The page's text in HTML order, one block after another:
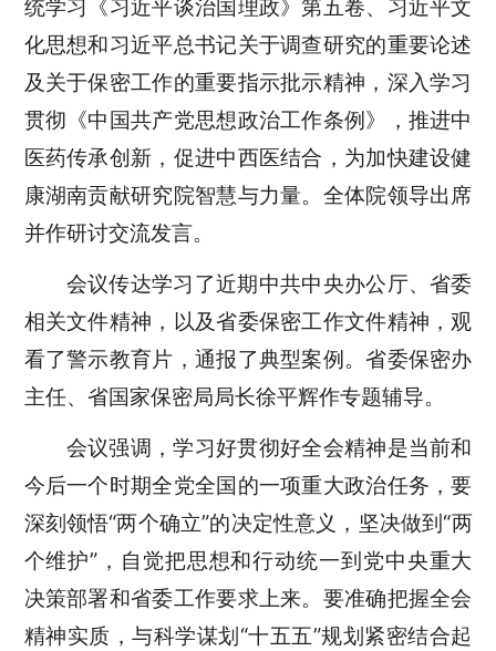
统学习《习近平谈治国理政》第五卷、习近平文
化思想和习近平总书记关于调查研究的重要论述
及关于保密工作的重要指示批示精神，深入学习
贯彻《中国共产党思想政治工作条例》，推进中
医药传承创新，促进中西医结合，为加快建设健
康湖南贡献研究院智慧与力量。全体院领导出席
并作研讨交流发言。
会议传达学习了近期中共中央办公厅、省委
相关文件精神，以及省委保密工作文件精神，观
看了警示教育片，通报了典型案例。省委保密办
主任、省国家保密局局长徐平辉作专题辅导。
会议强调，学习好贯彻好全会精神是当前和
今后一个时期全党全国的一项重大政治任务，要
深刻领悟“两个确立”的决定性意义，坚决做到“两
个维护”，自觉把思想和行动统一到党中央重大
决策部署和省委工作要求上来。要准确把握全会
精神实质，与科学谋划“十五五”规划紧密结合起